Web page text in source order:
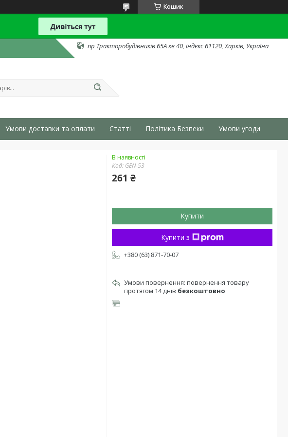
Кошик
пр Тракторобудівників 65А кв 40, індекс 61120, Харків, Україна
Умови доставки та оплати Статті Політика Безпеки Умови угоди
В наявності
Код: GEN-53
261 ₴
Купити
Купити з
+380 (63) 871-70-07
повернення товару
протягом 14 днів безкоштовно